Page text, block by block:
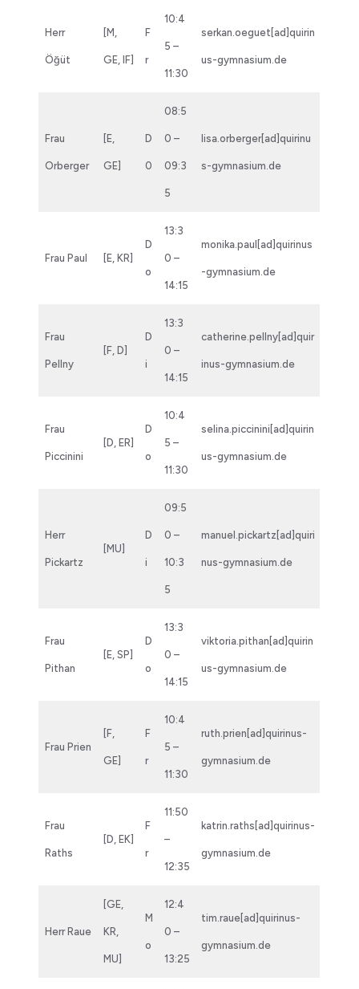
Herr
Öğüt
[M,
GE, IF]
F
r
10:4
5 –
11:30
serkan.oeguet[ad]quirin
us-gymnasium.de
Frau
Orberger
[E,
GE]
D
0
08:5
0 –
09:3
5
lisa.orberger[ad]quirinu
s-gymnasium.de
Frau Paul [E, KR]
D
o
13:3
0 –
14:15
monika.paul[ad]quirinus
-gymnasium.de
Frau
Pellny
[F, D]
D
i
13:3
0 –
14:15
catherine.pellny[ad]quir
inus-gymnasium.de
Frau
Piccinini
[D, ER]
D
o
10:4
5 –
11:30
selina.piccinini[ad]quirin
us-gymnasium.de
Herr
Pickartz
[MU]
D
i
09:5
0 –
10:3
5
manuel.pickartz[ad]quiri
nus-gymnasium.de
Frau
Pithan
[E, SP]
D
o
13:3
0 –
14:15
viktoria.pithan[ad]quirin
us-gymnasium.de
Frau Prien
[F,
GE]
F
r
10:4
5 –
11:30
ruth.prien[ad]quirinus-
gymnasium.de
Frau
Raths
[D, EK]
F
r
11:50
–
12:35
katrin.raths[ad]quirinus-
gymnasium.de
Herr Raue
[GE,
KR,
MU]
M
o
12:4
0 –
13:25
tim.raue[ad]quirinus-
gymnasium.de